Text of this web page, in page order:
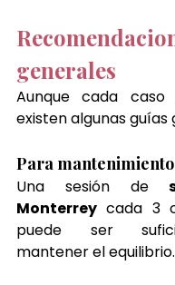
generales
Aunque cada caso
existen algunas guías
Para mantenimiento
Una sesión de
Monterrey cada 3
puede ser
mantener el equilibrio.